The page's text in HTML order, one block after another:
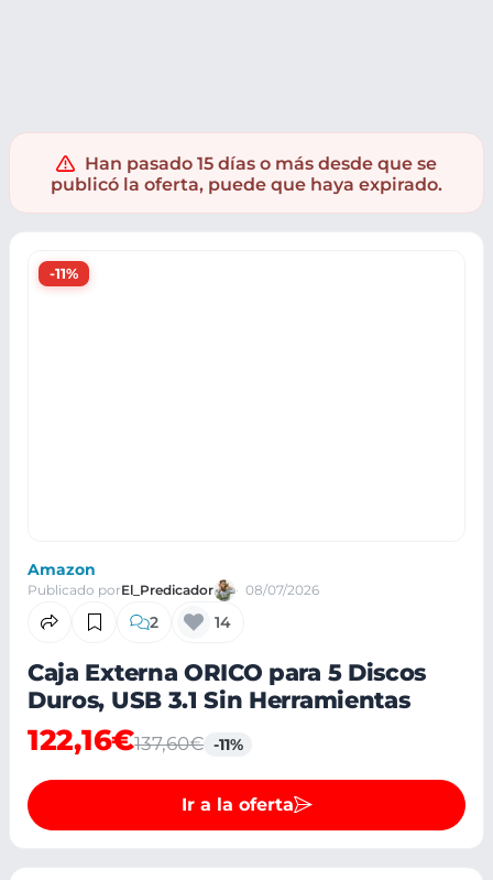
Han pasado 15 días o más desde que se
publicó la oferta, puede que haya expirado.
-11%
Amazon
Publicado porEl_Predicador 08/07/2026
2 14
Caja Externa ORICO para 5 Discos
Duros, USB 3.1 Sin Herramientas
122,16€137,60€ -11%
Ir a la oferta